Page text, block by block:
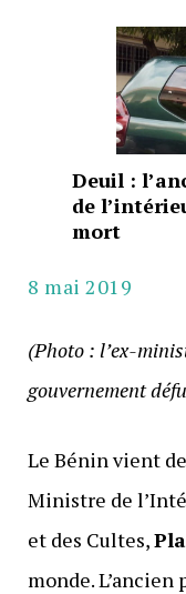
Deuil :
de
mort
8 mai 2019
(Photo : l’ex-
gouvernement
Le Bénin vient
Ministre de
et des Cultes,
monde.